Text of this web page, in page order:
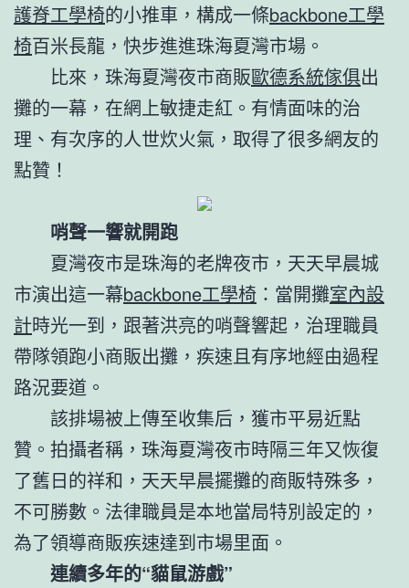
護脊工學椅的小推車，構成一條backbone工學
椅百米長龍，快步進進珠海夏灣市場。
比來，珠海夏灣夜市商販歐德系統傢俱出
攤的一幕，在網上敏捷走紅。有情面味的治
理、有次序的人世炊火氣，取得了很多網友的
點贊！
哨聲一響就開跑
夏灣夜市是珠海的老牌夜市，天天早晨城
市演出這一幕backbone工學椅 ：當開攤室內設
計時光一到，跟著洪亮的哨聲響起，治理職員
帶隊領跑小商販出攤，疾速且有序地經由過程
路況要道。
該排場被上傳至收集后，獲市平易近點
贊。拍攝者稱，珠海夏灣夜市時隔三年又恢復
了舊日的祥和，天天早晨擺攤的商販特殊多，
不可勝數。法律職員是本地當局特別設定的，
為了領導商販疾速達到市場里面。
連續多年的“貓鼠游戲”